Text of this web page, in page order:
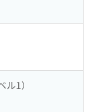
1）